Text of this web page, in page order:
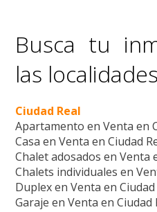
Busca tu
las
Ciudad Real
Apartamento en Venta en
Casa en Venta en Ciudad
Chalet adosados en Venta
Chalets individuales en
Duplex en Venta en
Garaje en Venta en Ciudad